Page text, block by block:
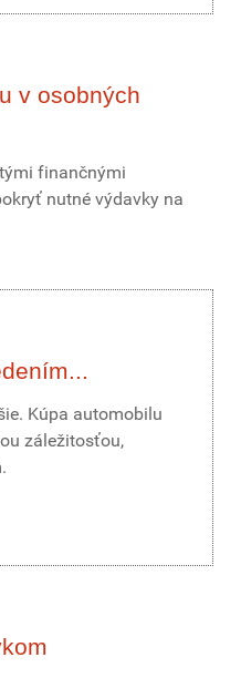
v osobných
finančnými
nutné výdavky na
Kúpa automobilu
záležitosťou,